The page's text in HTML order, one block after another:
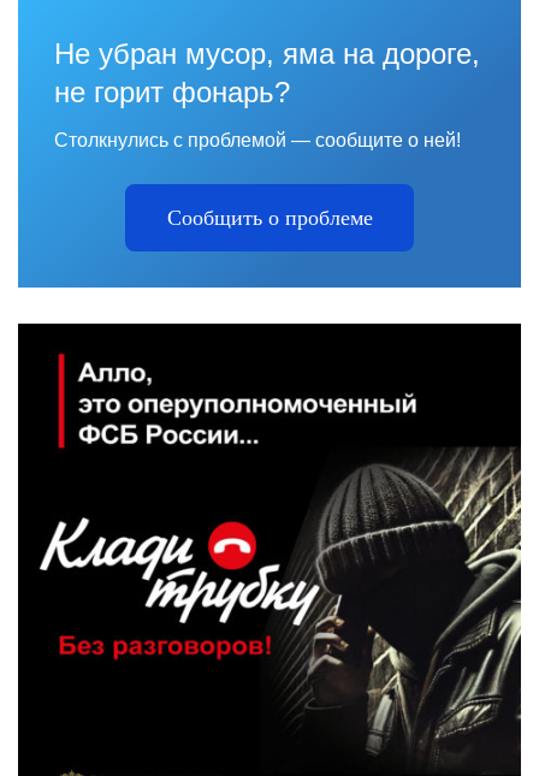
Не убран мусор, яма на дороге,
не горит фонарь?
Столкнулись с проблемой — сообщите о ней!
Сообщить о проблеме